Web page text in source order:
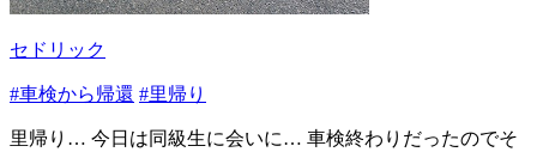
セドリック
#車検から帰還 #里帰り
里帰り… 今日は同級生に会いに… 車検終わりだったのでそ